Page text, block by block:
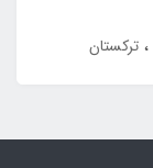
ترکستان